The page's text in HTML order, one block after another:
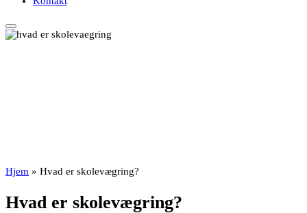
Hjem » Hvad er skolevægring?
Hvad er skolevægring?